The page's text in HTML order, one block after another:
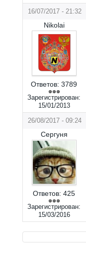
16/07/2017 - 21:32
Nikolai
Ответов: 3789
Зарегистрирован:
15/01/2013
26/08/2017 - 09:24
Сергуня
Ответов: 425
Зарегистрирован:
15/03/2016